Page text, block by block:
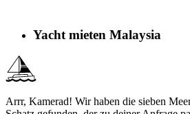
Yacht mieten Malaysia
Arrr, Kamerad! Wir haben die sieben